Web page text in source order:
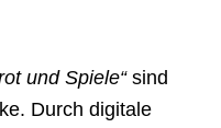
und Spiele“sind
Durch digitale